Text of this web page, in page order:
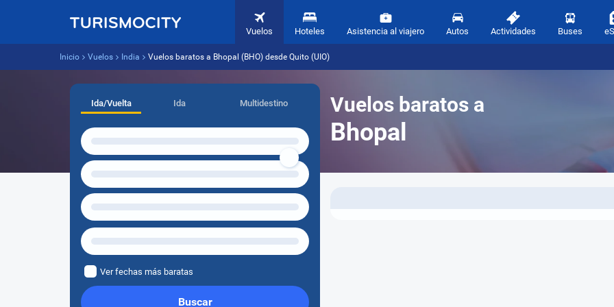
Vuelos Hoteles Asistencia al viajero Autos Actividades Buses
Inicio Vuelos India Vuelos baratos a Bhopal (BHO) desde Quito (UIO)
Vuelos baratos a
Bhopal
Ida/Vuelta Ida Multidestino
Ver fechas más baratas
Buscar